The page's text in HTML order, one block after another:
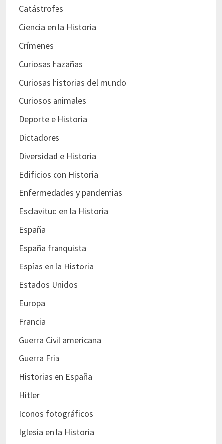
Catástrofes
Ciencia en la Historia
Crímenes
Curiosas hazañas
Curiosas historias del mundo
Curiosos animales
Deporte e Historia
Dictadores
Diversidad e Historia
Edificios con Historia
Enfermedades y pandemias
Esclavitud en la Historia
España
España franquista
Espías en la Historia
Estados Unidos
Europa
Francia
Guerra Civil americana
Guerra Fría
Historias en España
Hitler
Iconos fotográficos
Iglesia en la Historia